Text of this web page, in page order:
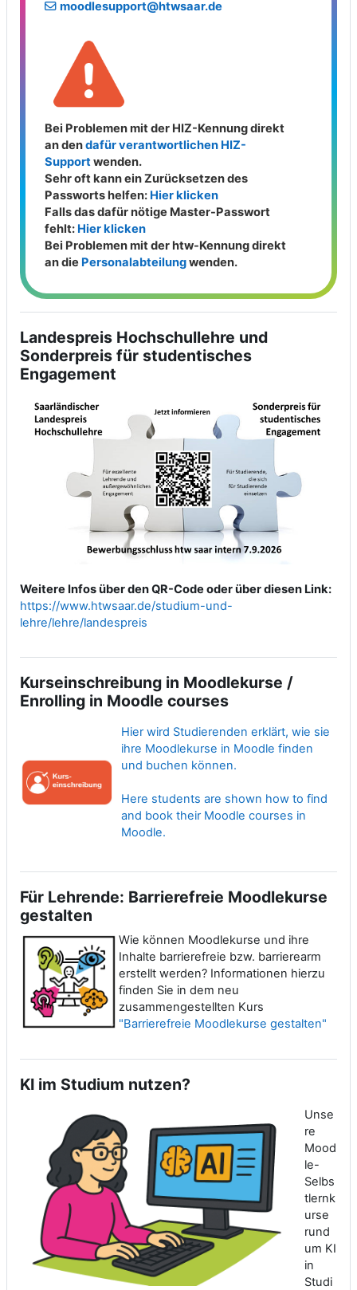
moodlesupport@htwsaar.de
Bei Problemen mit der HIZ-Kennung direkt
an dendafür verantwortlichen HIZ-
Supportwenden.
Sehr oft kann ein Zurücksetzen des
Passworts helfen: Hier klicken
Falls das dafür nötige Master-Passwort
fehlt: Hier klicken
Bei Problemen mit der htw-Kennung direkt
an die Personalabteilungwenden.
Landespreis Hochschullehre und
Sonderpreis für studentisches
Engagement
Weitere Infos über den QR-Code oder über diesen Link:
https://www.htwsaar.de/studium-und-
lehre/lehre/landespreis
Kurseinschreibung in Moodlekurse /
Enrolling in Moodle courses
Hier wird Studierenden erklärt, wie sie
ihre Moodlekurse in Moodle finden
und buchen können.
Here students are shown how to find
and book their Moodle courses in
Moodle.
Für Lehrende: Barrierefreie Moodlekurse
gestalten
Wie können Moodlekurse und ihre
Inhalte barrierefreie bzw. barrierearm
erstellt werden? Informationen hierzu
finden Sie in dem neu
zusammengestellten Kurs
"Barrierefreie Moodlekurse gestalten"
KI im Studium nutzen?
Unse
re
Mood
le-
Selbs
tlernk
urse
rund
um KI
in
Studi